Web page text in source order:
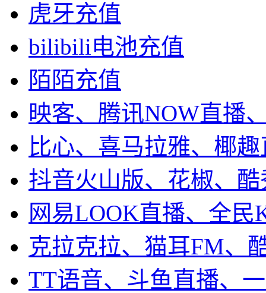
虎牙充值
bilibili电池充值
陌陌充值
映客、腾讯NOW直播
比心、喜马拉雅、椰
抖音火山版、花椒、
网易LOOK直播、全民
克拉克拉、猫耳FM、
TT语音、斗鱼直播、